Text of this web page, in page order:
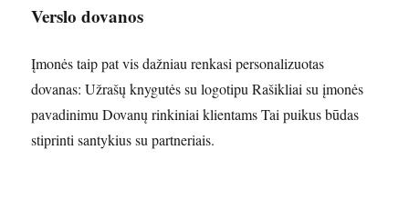
Verslo dovanos
Įmonės taip pat vis dažniau renkasi personalizuotas
dovanas: Užrašų knygutės su logotipu Rašikliai su įmonės
pavadinimu Dovanų rinkiniai klientams Tai puikus būdas
stiprinti santykius su partneriais.